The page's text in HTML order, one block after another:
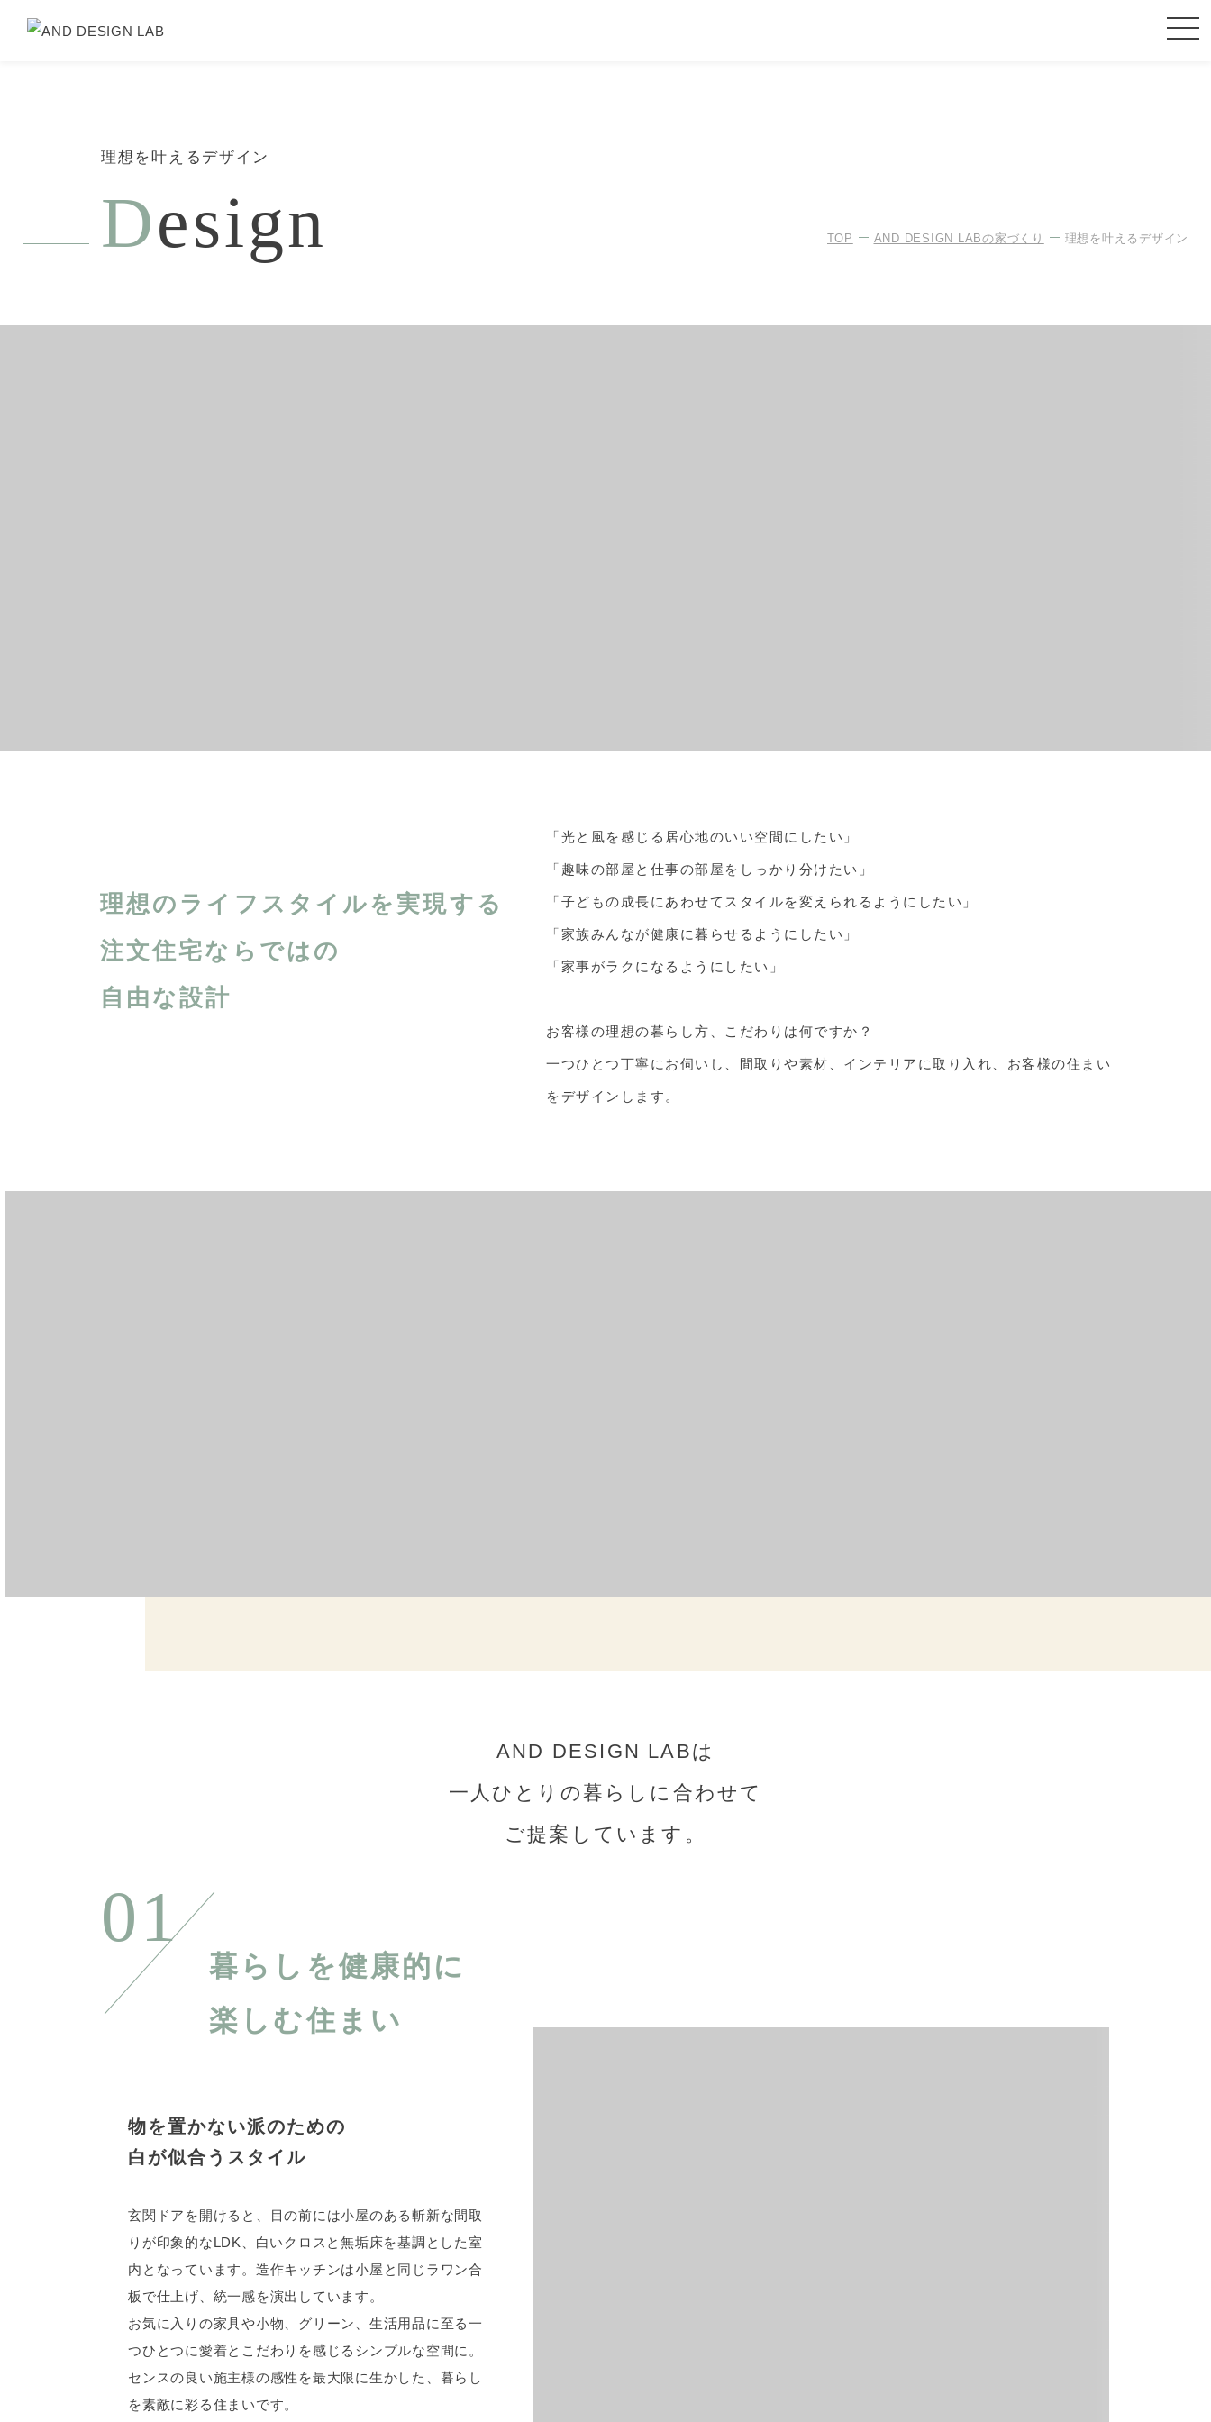
理想を叶えるデザイン
Design TOP AND DESIGN LABの家づくり 理想を叶えるデザイン
理想のライフスタイルを実現する
注文住宅ならではの
自由な設計
「光と風を感じる居心地のいい空間にしたい」
「趣味の部屋と仕事の部屋をしっかり分けたい」
「子どもの成長にあわせてスタイルを変えられるようにしたい」
「家族みんなが健康に暮らせるようにしたい」
「家事がラクになるようにしたい」
お客様の理想の暮らし方、こだわりは何ですか？
一つひとつ丁寧にお伺いし、間取りや素材、インテリアに取り入れ、 お客様の住まい
をデザインします。
AND DESIGN LABは
一人ひとりの暮らしに合わせて
ご提案しています。
01
暮らしを健康的に
楽しむ住まい
物を置かない派のための
白が似合うスタイル
玄関ドアを開けると、目の前には小屋のある斬新な間取
りが印象的なLDK、白いクロスと無垢床を基調とした室
内となっています。造作キッチンは小屋と同じラワン合
板で仕上げ、統一感を演出しています。
お気に入りの家具や小物、グリーン、生活用品に至る一
つひとつに愛着とこだわりを感じるシンプルな空間に。
センスの良い施主様の感性を最大限に生かした、暮らし
を素敵に彩る住まいです。